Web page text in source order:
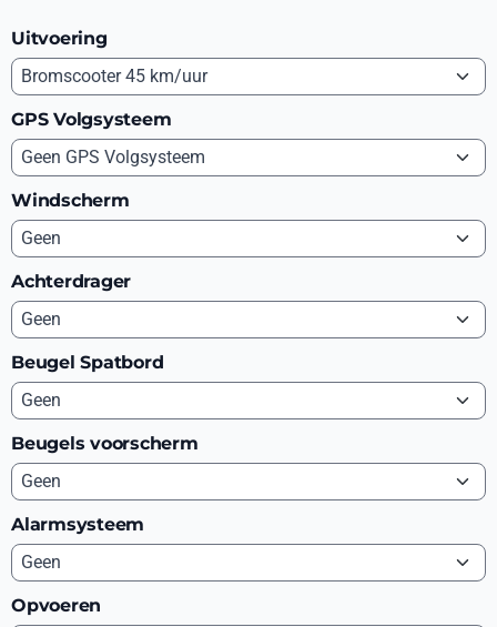
Uitvoering
GPS Volgsysteem
Windscherm
Achterdrager
Beugel Spatbord
Beugels voorscherm
Alarmsysteem
Opvoeren